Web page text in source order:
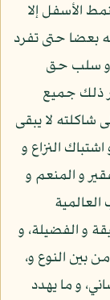
الأسفل إلا
بعضا حتى تفرد
و سلب حق
ذلك جميع
شاكلته لا يبقى
النزاع و
و المنعم و
و الفضيلة، و
بين النوع و،
و ما يهدد